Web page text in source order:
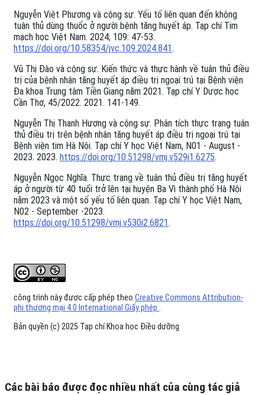
Nguyễn Việt Phương và cộng sự. Yếu tố liên quan đến không
tuân thủ dùng thuốc ở người bệnh tăng huyết áp. Tạp chí Tim
mạch học Việt Nam. 2024; 109: 47-53.
https://doi.org/10.58354/jvc.109.2024.841.
Vũ Thị Đào và cộng sự. Kiến thức và thực hành về tuân thủ điều
trị của bệnh nhân tăng huyết áp điều trị ngoại trú tại Bệnh viện
Đa khoa Trung tâm Tiền Giang năm 2021. Tạp chí Y Dược học
Cần Thơ, 45/2022. 2021. 141-149.
Nguyễn Thị Thanh Hương và cộng sự. Phân tích thực trạng tuân
thủ điều trị trên bệnh nhân tăng huyết áp điều trị ngoại trú tại
Bệnh viện tim Hà Nội. Tạp chí Y học Việt Nam, N01 - August -
2023. 2023. https://doi.org/10.51298/vmj.v529i1.6275.
Nguyễn Ngọc Nghĩa. Thực trạng về tuân thủ điều trị tăng huyết
áp ở người từ 40 tuổi trở lên tại huyện Ba Vì thành phố Hà Nội
năm 2023 và một số yếu tố liên quan. Tạp chí Y học Việt Nam,
N02 - September -2023.
https://doi.org/10.51298/vmj.v530i2.6821.
công trình này được cấp phép theo Creative Commons Attribution-
phi thương mại 4.0 International Giấy phép .
Bản quyền (c) 2025 Tạp chí Khoa học Điều dưỡng
Các bài báo được đọc nhiều nhất của cùng tác giả